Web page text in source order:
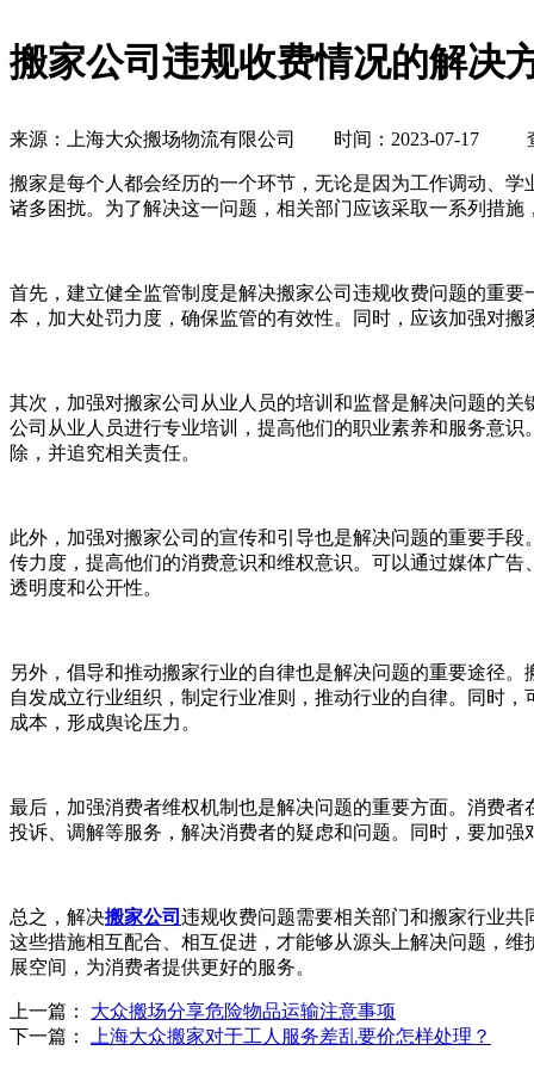
搬家公司违规收费情况的解决
来源：上海大众搬场物流有限公司 时间：2023-07-17
搬家是每个人都会经历的一个环节，无论是因为工作调动、
诸多困扰。为了解决这一问题，相关部门应该采取一系列措施
首先，建立健全监管制度是解决搬家公司违规收费问题的重
本，加大处罚力度，确保监管的有效性。同时，应该加强对
其次，加强对搬家公司从业人员的培训和监督是解决问题的
公司从业人员进行专业培训，提高他们的职业素养和服务意
除，并追究相关责任。
此外，加强对搬家公司的宣传和引导也是解决问题的重要手
传力度，提高他们的消费意识和维权意识。可以通过媒体广
透明度和公开性。
另外，倡导和推动搬家行业的自律也是解决问题的重要途径
自发成立行业组织，制定行业准则，推动行业的自律。同时
成本，形成舆论压力。
最后，加强消费者维权机制也是解决问题的重要方面。消费
投诉、调解等服务，解决消费者的疑虑和问题。同时，要加
总之，解决搬家公司 违规收费问题需要相关部门和搬家行业
这些措施相互配合、相互促进，才能够从源头上解决问题，
展空间，为消费者提供更好的服务。
上一篇： 大众搬场分享危险物品运输注意事项
下一篇：
上海大众搬家对于工人服务差乱要价怎样处理？